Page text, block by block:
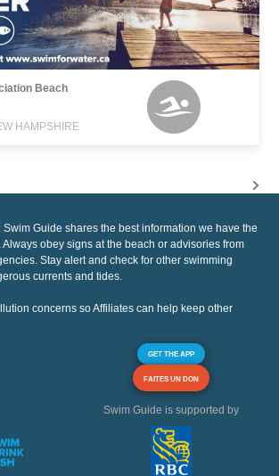
Beach
HAMPSHIRE
Swim Guide shares the best information we have the
Always obey signs at the beach or advisories from
Stay alert and check for other swimming
currents and tides.
concerns so Affiliates can help keep other
GET THE APP
FAITES UN DON
Swim Guide is supported by